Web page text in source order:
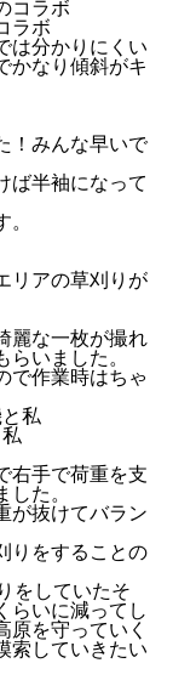
ラボ
は分かりにくい
かなり傾斜がキ
！みんな早いで
ば半袖になって
リアの草刈りが
麗な一枚が撮れ
いました。
で作業時はちゃ
右手で荷重を支
た。
が抜けてバラン
りをすることの
をしていたそ
らいに減ってし
を守っていく
索していきたい